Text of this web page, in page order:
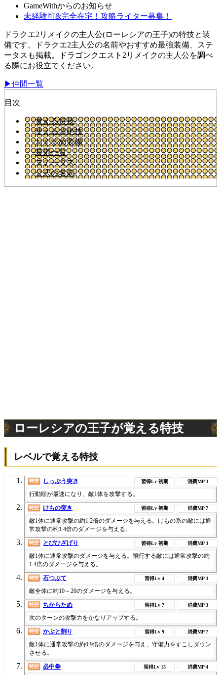
GameWithからのお知らせ
未経験可&完全在宅！攻略ライター募集！
ドラクエ2リメイクの主人公(ローレシアの王子)の特技と装
備です。ドラクエ2主人公の名前やおすすめ最強装備、ステ
ータスも掲載。ドラゴンクエスト2リメイクの主人公を調べ
る際にお役立てください。
▶仲間一覧
目次
覚える特技
使える超絶技
おすすめ装備
装備一覧
ステータス
公式の名前
ローレシアの王子が覚える特技
レベルで覚える特技
特技 しっぷう突き 初期 3
行動順が最速になり、敵1体を攻撃する。
特技 けもの突き 初期 7
敵1体に通常攻撃の約1.2倍のダメージを与える。けもの系の敵には通
常攻撃の約1.4倍のダメージを与える。
特技 とびひざげり 初期 3
敵1体に通常攻撃のダメージを与える。飛行する敵には通常攻撃の約
1.4倍のダメージを与える。
特技 石つぶて 4 3
敵全体に約10～20のダメージを与える。
特技 ちからため 7 3
次のターンの攻撃力をかなりアップする。
特技 かぶと割り 9 7
敵1体に通常攻撃の約0.9倍のダメージを与え、守備力をすこしダウン
させる。
特技 必中拳 13 4